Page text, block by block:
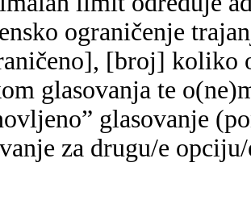
ograničenje
[broj] koliko
glasovanja te
glasovanje
za drugu/e